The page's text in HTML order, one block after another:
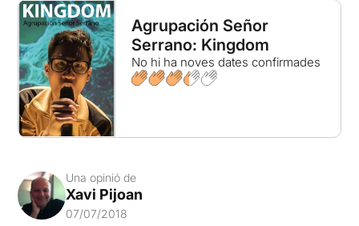
Agrupación Señor
Serrano: Kingdom
No hi ha noves dates confirmades
Una opinió de
Xavi Pijoan
07/07/2018